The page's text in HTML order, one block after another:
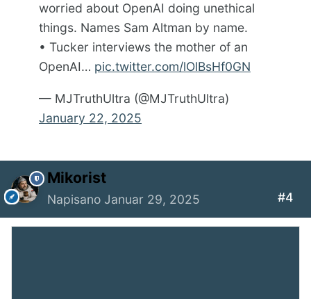
worried about OpenAI doing unethical
things. Names Sam Altman by name.
• Tucker interviews the mother of an
OpenAI… pic.twitter.com/lOlBsHf0GN
— MJTruthUltra (@MJTruthUltra)
January 22, 2025
Mikorist
Napisano Januar 29, 2025 #4